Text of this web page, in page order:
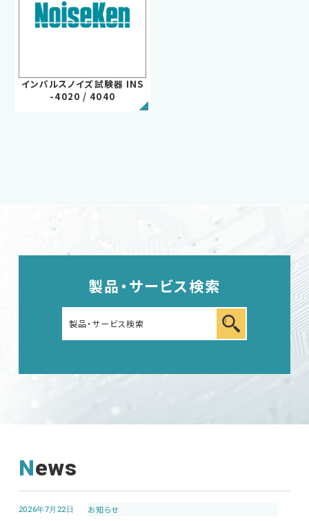
インパルスノイズ試験器 INS
-4020 / 4040
製品・サービス検索
News
2026年7月22日 お知らせ